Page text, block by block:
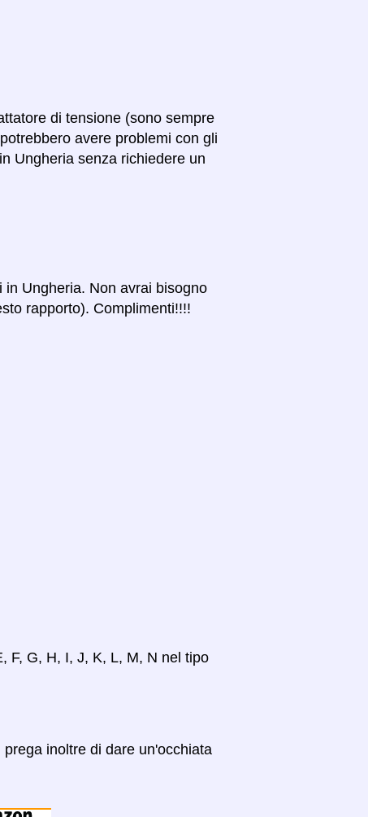
di tensione (sono sempre
avere problemi con gli
Ungheria senza richiedere un
Ungheria. Non avrai bisogno
rapporto). Complimenti!!!!
F, G, H, I, J, K, L, M, N nel tipo
inoltre di dare un'occhiata